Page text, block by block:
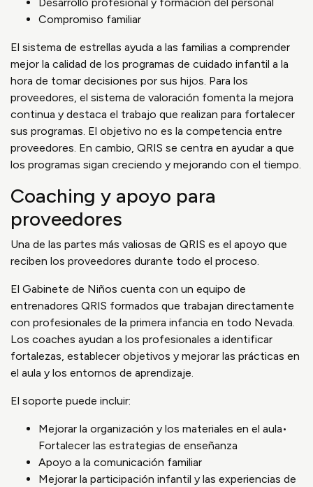
Compromiso familiar
El sistema de estrellas ayuda a las familias a comprender
mejor la calidad de los programas de cuidado infantil a la
hora de tomar decisiones por sus hijos. Para los
proveedores, el sistema de valoración fomenta la mejora
continua y destaca el trabajo que realizan para fortalecer
sus programas. El objetivo no es la competencia entre
proveedores. En cambio, QRIS se centra en ayudar a que
los programas sigan creciendo y mejorando con el tiempo.
Coaching y apoyo para
proveedores
Una de las partes más valiosas de QRIS es el apoyo que
reciben los proveedores durante todo el proceso.
El Gabinete de Niños cuenta con un equipo de
entrenadores QRIS formados que trabajan directamente
con profesionales de la primera infancia en todo Nevada.
Los coaches ayudan a los profesionales a identificar
fortalezas, establecer objetivos y mejorar las prácticas en
el aula y los entornos de aprendizaje.
El soporte puede incluir:
Mejorar la organización y los materiales en el aula•
Fortalecer las estrategias de enseñanza
Apoyo a la comunicación familiar
Mejorar la participación infantil y las experiencias de